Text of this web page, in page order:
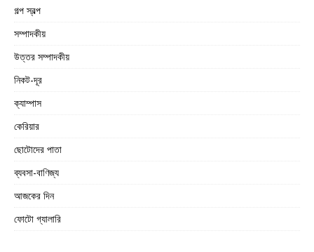
গল্প স্বল্প
সম্পাদকীয়
উত্তর সম্পাদকীয়
নিকট-দূর
ক্যাম্পাস
কেরিয়ার
ছোটোদের পাতা
ব্যবসা-বাণিজ্য
আজকের দিন
ফোটো গ্যালারি